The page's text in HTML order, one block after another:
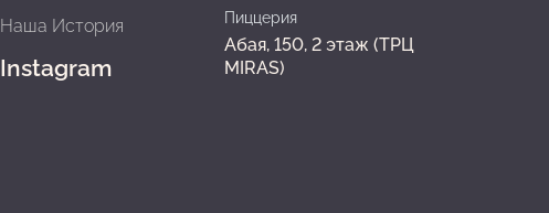
Наша История
Instagram
Пиццерия
Абая, 150, 2 этаж (ТРЦ
MIRAS)